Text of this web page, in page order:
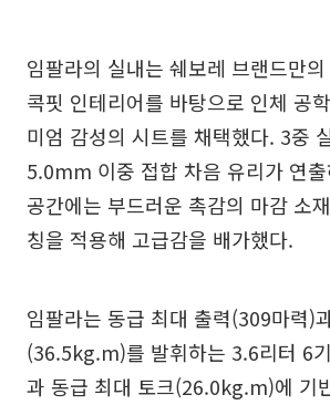
임팔라의 실내는 쉐보레 브랜드만
콕핏 인테리어를 바탕으로 인체 공
미엄 감성의 시트를 채택했다. 3중
5.0mm 이중 접합 차음 유리가 연
공간에는 부드러운 촉감의 마감 소
칭을 적용해 고급감을 배가했다.
임팔라는 동급 최대 출력(309마력)
(36.5kg.m)를 발휘하는 3.6리터 6
과 동급 최대 토크(26.0kg.m)에 기